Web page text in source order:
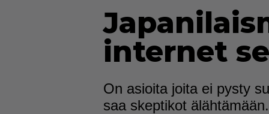
internet
On asioita joita ei pysty
saa skeptikot älähtämään.